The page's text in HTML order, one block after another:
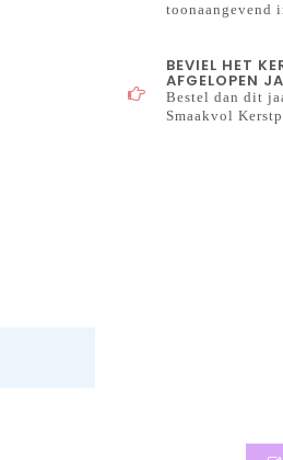
toonaangevend
BEVIEL HET
AFGELOPEN
Bestel dan dit
Smaakvol